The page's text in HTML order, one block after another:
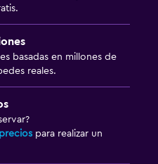
basadas en millones de
reales.
para realizar un